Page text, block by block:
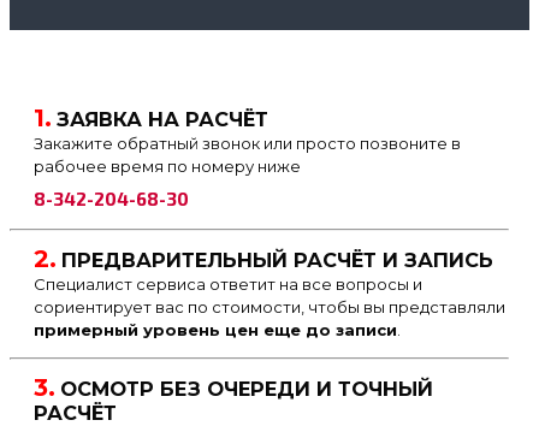
1. ЗАЯВКА НА РАСЧЁТ
Закажите обратный звонок или просто позвоните в
рабочее время по номеру ниже
8-342-204-68-30
2. ПРЕДВАРИТЕЛЬНЫЙ РАСЧЁТ И ЗАПИСЬ
Специалист сервиса ответит на все вопросы и
сориентирует вас по стоимости, чтобы вы представляли
примерный уровень цен еще до записи
3. ОСМОТР БЕЗ ОЧЕРЕДИ И ТОЧНЫЙ
РАСЧЁТ